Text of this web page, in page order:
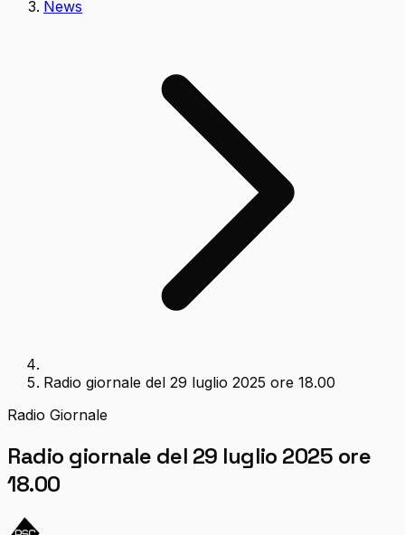
News
Radio giornale del 29 luglio 2025 ore 18.00
Radio Giornale
Radio giornale del 29 luglio 2025 ore
18.00